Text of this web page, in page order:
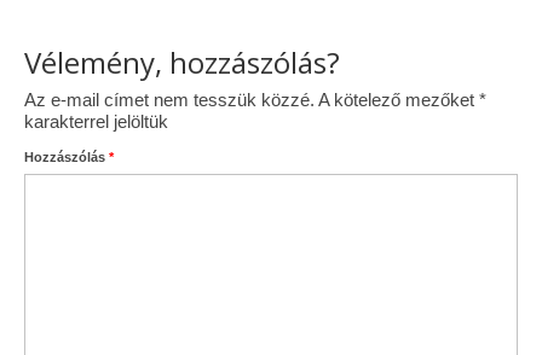
Vélemény, hozzászólás?
Az e-mail címet nem tesszük közzé. A kötelező mezőket *
karakterrel jelöltük
Hozzászólás *